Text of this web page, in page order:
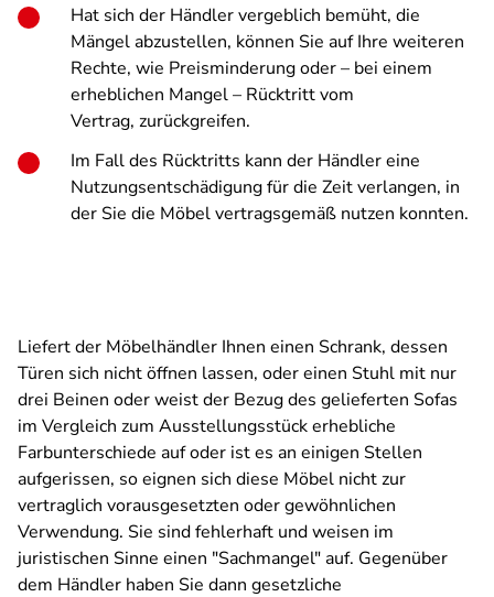
Hat sich der Händler vergeblich bemüht, die
Mängel abzustellen, können Sie auf Ihre weiteren
Rechte, wie Preisminderung oder – bei einem
erheblichen Mangel – Rücktritt vom
Vertrag, zurückgreifen.
Im Fall des Rücktritts kann der Händler eine
Nutzungsentschädigung für die Zeit verlangen, in
der Sie die Möbel vertragsgemäß nutzen konnten.
Liefert der Möbelhändler Ihnen einen Schrank, dessen
Türen sich nicht öffnen lassen, oder einen Stuhl mit nur
drei Beinen oder weist der Bezug des gelieferten Sofas
im Vergleich zum Ausstellungsstück erhebliche
Farbunterschiede auf oder ist es an einigen Stellen
aufgerissen, so eignen sich diese Möbel nicht zur
vertraglich vorausgesetzten oder gewöhnlichen
Verwendung. Sie sind fehlerhaft und weisen im
juristischen Sinne einen "Sachmangel" auf. Gegenüber
dem Händler haben Sie dann gesetzliche